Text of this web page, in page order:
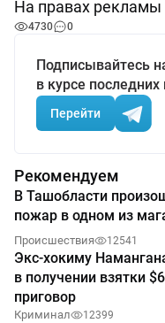
На правах рекламы
4730 0
Подписывайтесь
в курсе последних
Перейти
Рекомендуем
В Ташобласти
пожар в одном из
Происшествия 12541
Экс-хокиму
в получении взятки
приговор
Криминал 12399